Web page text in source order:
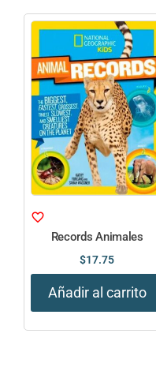
Records Animales
$17.75
Añadir al carrito